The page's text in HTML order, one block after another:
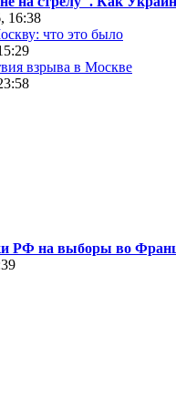
16:38
что это было
взрыва в Москве
РФ на выборы во